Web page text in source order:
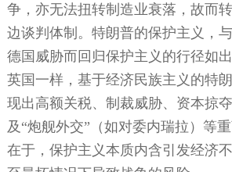
争，亦无法扭转制造业衰落，故而
边谈判体制。特朗普的保护主义，与
德国威胁而回归保护主义的行径如出
英国一样，基于经济民族主义的特
现出高额关税、制裁威胁、资本掠
及“炮舰外交”（如对委内瑞拉）等
在于，保护主义本质内含引发经济